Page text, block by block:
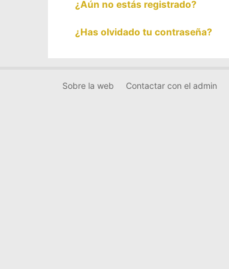
¿Aún no estás registrado?
¿Has olvidado tu contraseña?
Sobre la web Contactar con el admin